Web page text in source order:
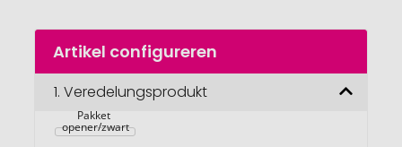
Naar
begin
afbeeldingengalerij
Artikel configureren
1. Veredelungsprodukt
Pakket
opener/zwart